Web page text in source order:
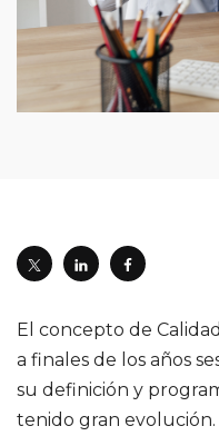
El concepto de
a finales de los años
su definición y
tenido gran evolución.